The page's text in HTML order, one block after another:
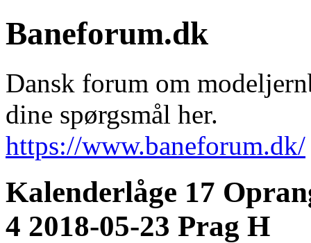
Baneforum.dk
Dansk forum om
dine spørgsmål her.
https://www.baneforum.dk/
Kalenderlåge 17
4 2018-05-23 Prag H